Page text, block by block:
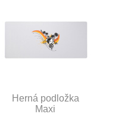
Herná podložka
Maxi